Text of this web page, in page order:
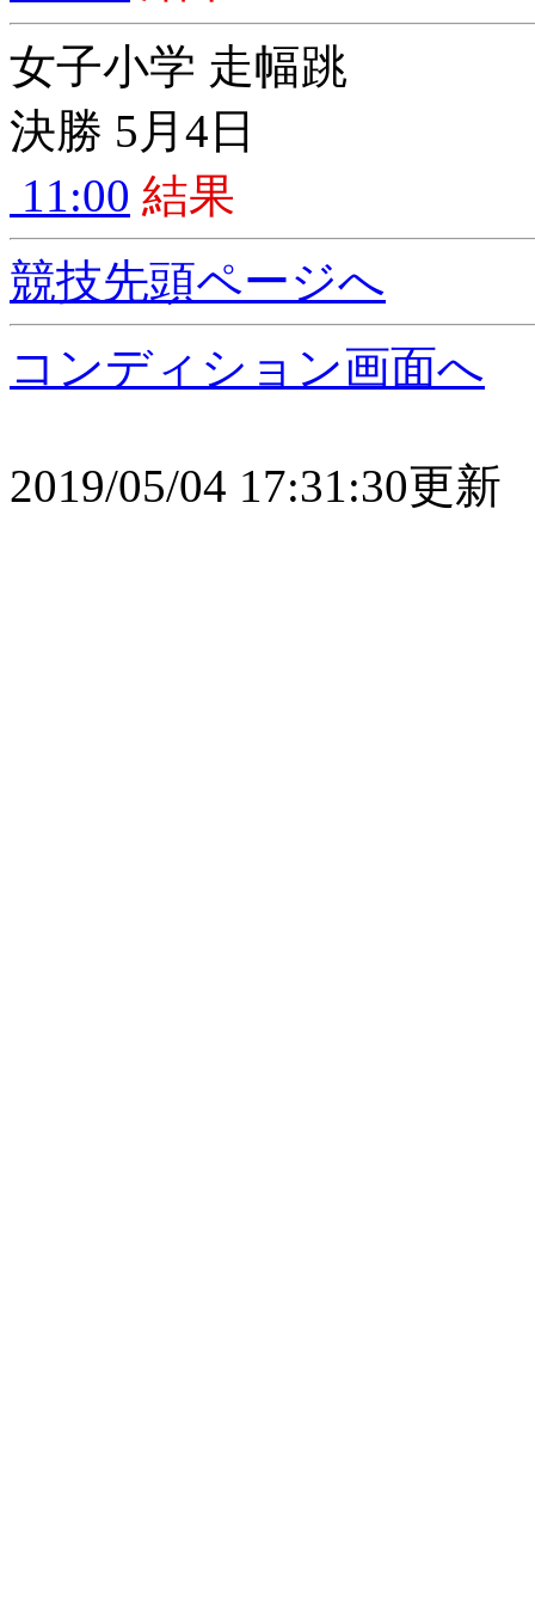
女子小学 走幅跳
決勝 5月4日
11:00 結果
競技先頭ページへ
コンディション画面へ
2019/05/04 17:31:30更新